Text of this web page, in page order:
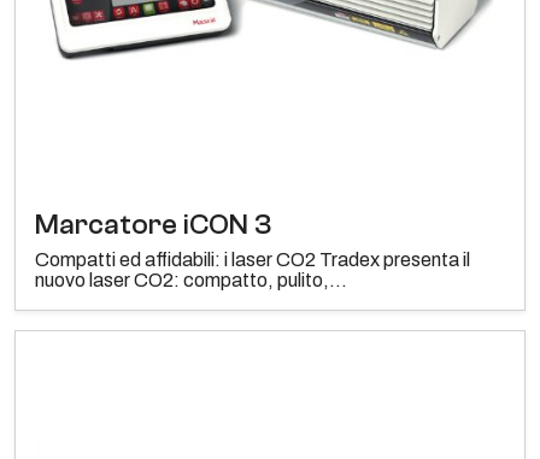
Marcatore iCON 3
Compatti ed affidabili: i laser CO2 Tradex presenta il
nuovo laser CO2: compatto, pulito,...